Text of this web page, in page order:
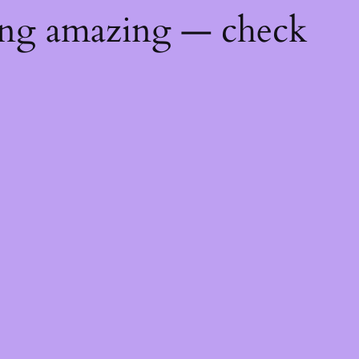
amazing — check